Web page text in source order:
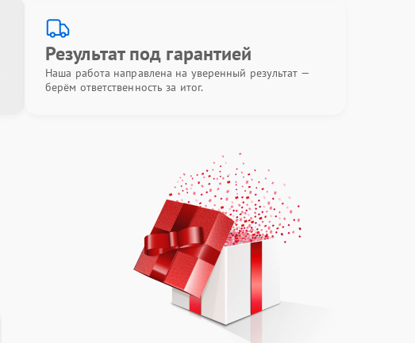
Результат под гарантией
Наша работа направлена на уверенный результат —
берём ответственность за итог.